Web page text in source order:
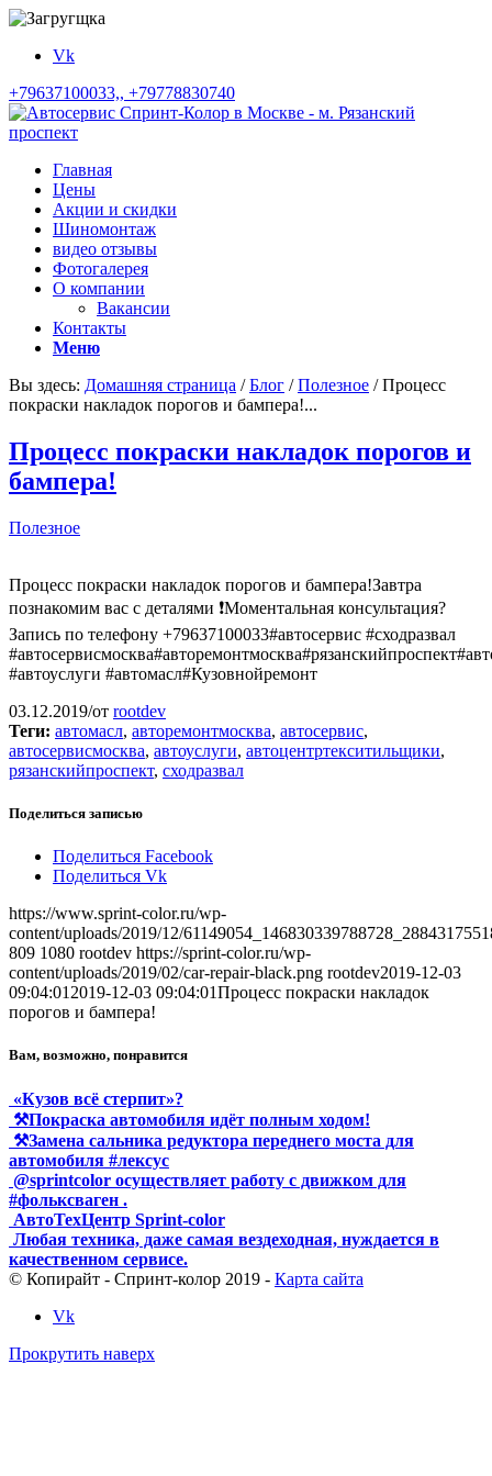
Vk
+79637100033,, +79778830740
Главная
Цены
Акции и скидки
Шиномонтаж
видео отзывы
Фотогалерея
О компании
Вакансии
Контакты
Меню
Вы здесь: Домашняя страница / Блог / Полезное / Процесс
покраски накладок порогов и бампера!...
Процесс покраски накладок порогов и
бампера!
Полезное
Процесс покраски накладок порогов и бампера!Завтра
познакомим вас с деталями ❗️Моментальная консультация?
Запись по телефону +79637100033#автосервис #сходразвал
#автоуслуги #автомасл#Кузовнойремонт
03.12.2019/от rootdev
Теги: автомасл, авторемонтмосква, автосервис,
автосервисмосква, автоуслуги, автоцентртекситильщики,
рязанскийпроспект, сходразвал
Поделиться записью
Поделиться Facebook
Поделиться Vk
https://www.sprint-color.ru/wp-
content/uploads/2019/12/
809 1080 rootdev https://sprint-color.ru/wp-
content/uploads/2019/02/car-repair-black.png rootdev2019-12-03
09:04:01 2019-12-03 09:04:01Процесс покраски накладок
порогов и бампера!
Вам, возможно, понравится
«Кузов всё стерпит»?
⚒Покраска автомобиля идёт полным ходом!
⚒Замена сальника редуктора переднего моста для
автомобиля #лексус
@sprintcolor осуществляет работу с движком для
#фольксваген .
АвтоТехЦентр Sprint-color
Любая техника, даже самая вездеходная, нуждается в
качественном сервисе.
© Копирайт - Спринт-колор 2019 - Карта сайта
Vk
Прокрутить наверх